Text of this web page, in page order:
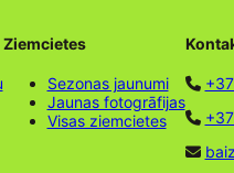
Ziemcietes
Sezonas jaunumi
Jaunas fotogrāfijas
Visas ziemcietes